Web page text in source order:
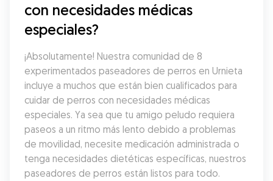
con necesidades médicas
especiales?
¡Absolutamente! Nuestra comunidad de 8
experimentados paseadores de perros en Urnieta
incluye a muchos que están bien cualificados para
cuidar de perros con necesidades médicas
especiales. Ya sea que tu amigo peludo requiera
paseos a un ritmo más lento debido a problemas
de movilidad, necesite medicación administrada o
tenga necesidades dietéticas específicas, nuestros
paseadores de perros están listos para todo.